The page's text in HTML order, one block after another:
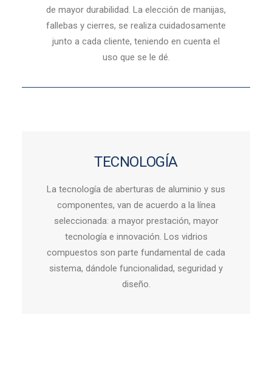
de mayor durabilidad. La elección de manijas,
fallebas y cierres, se realiza cuidadosamente
junto a cada cliente, teniendo en cuenta el
uso que se le dé.
TECNOLOGÍA
La tecnología de aberturas de aluminio y sus
componentes, van de acuerdo a la línea
seleccionada: a mayor prestación, mayor
tecnología e innovación. Los vidrios
compuestos son parte fundamental de cada
sistema, dándole funcionalidad, seguridad y
diseño.